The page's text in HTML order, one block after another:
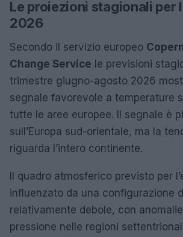
Le proiezioni stagionali per
2026
Secondo il servizio europeo
Change Service le previsioni
trimestre giugno-agosto 2026
segnale favorevole a temperature
tutte le aree europee. Il segnale è
sull’Europa sud-orientale, ma la
riguarda l’intero continente.
Il quadro atmosferico previsto per
influenzato da una configurazione
relativamente debole, con
pressione nelle regioni